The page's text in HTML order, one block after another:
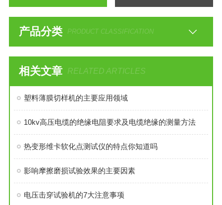
产品分类 PRODUCT CLASSIFICATION
相关文章 RELATED ARTICLES
塑料薄膜切样机的主要应用领域
10kv高压电缆的绝缘电阻要求及电缆绝缘的测量方法
热变形维卡软化点测试仪的特点你知道吗
影响摩擦磨损试验效果的主要因素
电压击穿试验机的7大注意事项